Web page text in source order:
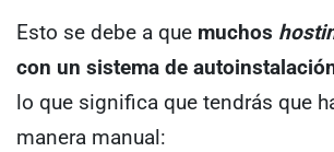
Esto se debe a que muchos
con un sistema de
lo que significa que tendrás que
manera manual: